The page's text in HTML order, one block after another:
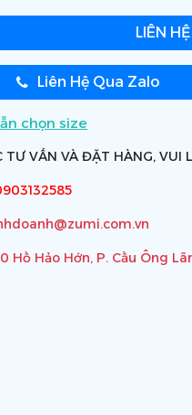
LIÊN
Liên Hệ Qua Zalo
chọn size
VẤN VÀ ĐẶT HÀNG, VUI
Hồ Hảo Hớn, P. Cầu Ông